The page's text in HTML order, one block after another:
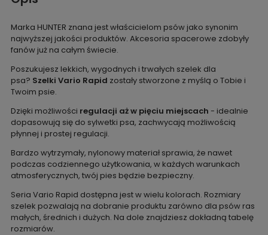
Marka HUNTER znana jest właścicielom psów jako synonim
najwyższej jakości produktów. Akcesoria spacerowe zdobyły
fanów już na całym świecie.
Poszukujesz lekkich, wygodnych i trwałych szelek dla
psa? Szelki Vario Rapid zostały stworzone z myślą o Tobie i
Twoim psie.
Dzięki możliwości regulacji aż w pięciu miejscach - idealnie
dopasowują się do sylwetki psa, zachwycają możliwością
płynnej i prostej regulacji.
Bardzo wytrzymały, nylonowy materiał sprawia, że nawet
podczas codziennego użytkowania, w każdych warunkach
atmosferycznych, twój pies będzie bezpieczny.
Seria Vario Rapid dostępna jest w wielu kolorach. Rozmiary
szelek pozwalają na dobranie produktu zarówno dla psów ras
małych, średnich i dużych. Na dole znajdziesz dokładną tabelę
rozmiarów.